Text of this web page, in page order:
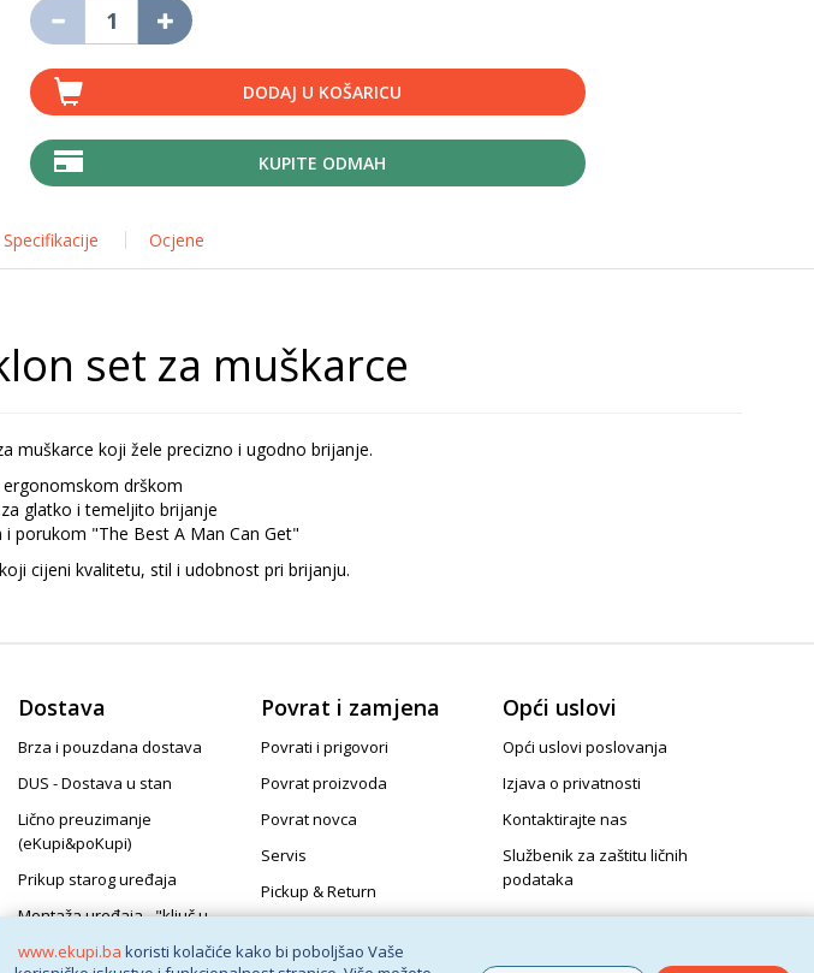
www.ekupi.ba koristi kolačiće kako bi poboljšao Vaše
DODAJ U KOŠARICU
KUPITE ODMAH
Specifikacije Ocjene
set za muškarce
muškarce koji žele precizno i ugodno brijanje.
ergonomskom drškom
glatko i temeljito brijanje
porukom "The Best A Man Can Get"
cijeni kvalitetu, stil i udobnost pri brijanju.
Dostava
Brza i pouzdana dostava
DUS - Dostava u stan
Lično preuzimanje
(eKupi&poKupi)
Prikup starog uređaja
Montaža uređaja - "ključ u
Povrat i zamjena
Povrati i prigovori
Povrat proizvoda
Povrat novca
Servis
Pickup & Return
Opći uslovi
Opći uslovi poslovanja
Izjava o privatnosti
Kontaktirajte nas
Službenik za zaštitu ličnih
podataka